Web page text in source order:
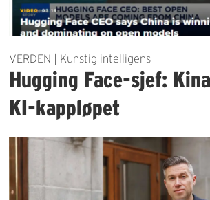
VERDEN | Kunstig intelligens
Hugging Face-sjef:
KI-kappløpet